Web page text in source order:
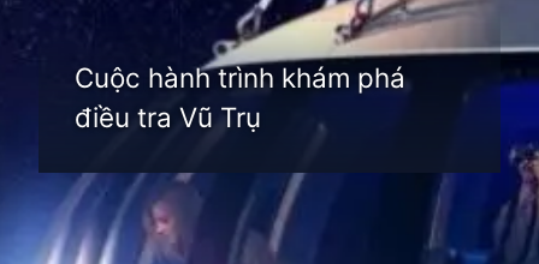
Cuộc hành trình khám phá
điều tra Vũ Trụ